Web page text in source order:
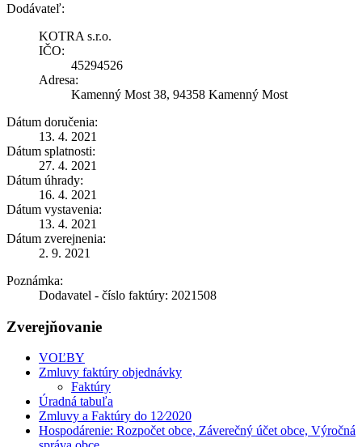
Dodávateľ:
KOTRA s.r.o.
IČO:
45294526
Adresa:
Kamenný Most 38, 94358 Kamenný Most
Dátum doručenia:
13. 4. 2021
Dátum splatnosti:
27. 4. 2021
Dátum úhrady:
16. 4. 2021
Dátum vystavenia:
13. 4. 2021
Dátum zverejnenia:
2. 9. 2021
Poznámka:
Dodavatel - číslo faktúry: 2021508
Zverejňovanie
VOĽBY
Zmluvy faktúry objednávky
Faktúry
Úradná tabuľa
Zmluvy a Faktúry do 12⁄2020
Hospodárenie: Rozpočet obce, Záverečný účet obce, Výročná